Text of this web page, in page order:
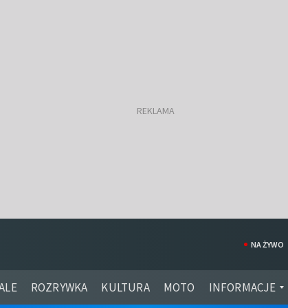
ROZRYWKA KULTURA MOTO INFORMACJE
NA ŻYWO